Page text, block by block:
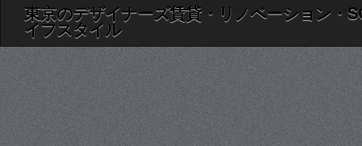
東京のデザイナーズ賃貸・リノベーション・
イフスタイル